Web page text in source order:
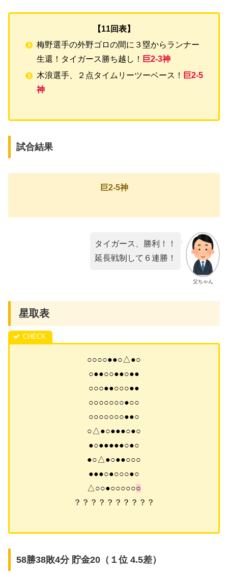
【11回表】
梅野選手の外野ゴロの間に３塁からランナー
生還！タイガース勝ち越し！ 巨2-3神
木浪選手、２点タイムリーツーベース！ 巨2-5
神
試合結果
巨2-5神
父ちゃん
タイガース、勝利！！
延長戦制して６連勝！
星取表
○○○○●●○△●○
○●●○○●●○●●
○○○●●○○○●●
○○○○○○○●○○
○○○○○○○●●○
○△●○●●●○●○
●○●●●●●○●○
●○△●○●●○○○
●●●○●○○○●○
△○○●○○○○○○
？？？？？？？？？？
58勝38敗4分 貯金20（１位 4.5差）